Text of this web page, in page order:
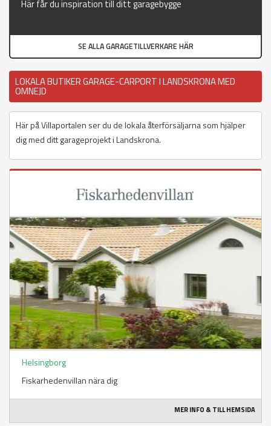
Här får du inspiration till ditt garagebygge
SE ALLA GARAGETILLVERKARE HÄR
LOKALA BUTIKER GARAGE-CARPORT I LANDSKRONA MED
OMNEJD
Här på Villaportalen ser du de lokala återförsäljarna som hjälper
dig med ditt garageprojekt i Landskrona.
Helsingborg
Fiskarhedenvillan nära dig
MER INFO & TILL HEMSIDA